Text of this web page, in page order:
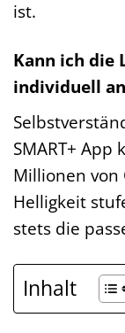
ist.
Kann ich die
individuell
SMART+
Millionen
Helligkeit
stets die
Inhalt